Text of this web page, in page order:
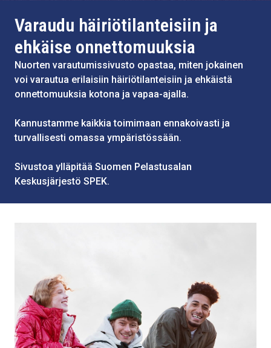
Varaudu häiriötilanteisiin ja
ehkäise onnettomuuksia
Nuorten varautumissivusto opastaa, miten jokainen
voi varautua erilaisiin häiriötilanteisiin ja ehkäistä
onnettomuuksia kotona ja vapaa-ajalla.
Kannustamme kaikkia toimimaan ennakoivasti ja
turvallisesti omassa ympäristössään.
Sivustoa ylläpitää Suomen Pelastusalan
Keskusjärjestö SPEK.